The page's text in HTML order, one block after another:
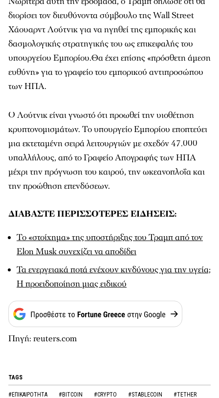
διορίσει τον διευθύνοντα σύμβουλο της Wall Street
Χάουαρντ Λούτνικ για να ηγηθεί της εμπορικής και
δασμολογικής στρατηγικής του ως επικεφαλής του
υπουργείου Εμπορίου.Θα έχει επίσης «πρόσθετη άμεση
ευθύνη» για το γραφείο του εμπορικού αντιπροσώπου
των ΗΠΑ.
Ο Λούτνικ είναι γνωστό ότι προωθεί την υιοθέτηση
κρυπτονομισμάτων. Το υπουργείο Εμπορίου εποπτεύει
μια εκτεταμένη σειρά λειτουργιών με σχεδόν 47.000
υπαλλήλους, από το Γραφείο Απογραφής των ΗΠΑ
μέχρι την πρόγνωση του καιρού, την ωκεανοπλοΐα και
την προώθηση επενδύσεων.
ΔΙΑΒΑΣΤΕ ΠΕΡΙΣΣΟΤΕΡΕΣ ΕΙΔΗΣΕΙΣ:
Το «στοίχημα» της υποστήριξης του Τραμπ από τον
Elon Musk συνεχίζει να αποδίδει
Τα ενεργειακά ποτά ενέχουν κινδύνους για την υγεία;
Η προειδοποίηση μιας ειδικού
Πηγή: reuters.com
TAGS
#ΕΠΙΚΑΙΡΟΤΗΤΑ #BITCOIN #CRYPTO #STABLECOIN
#TETHER